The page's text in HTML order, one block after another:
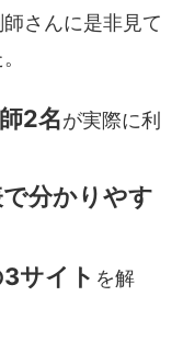
さんに是非見て
2名が実際に利
分かりやす
サイト を解